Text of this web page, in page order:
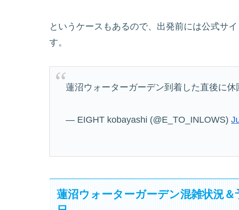
というケースもあるので、出発前には公式サ
す。
蓮沼ウォーターガーデン到着した直後に
— EIGHT kobayashi (@E_TO_INLOWS)
蓮沼ウォーターガーデン混雑状況